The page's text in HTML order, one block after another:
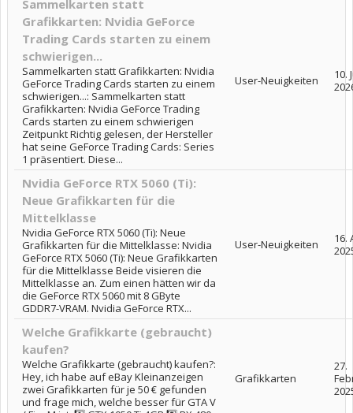
Sammelkarten statt
Grafikkarten: Nvidia GeForce
Trading Cards starten zu einem
schwierigen...
Sammelkarten statt Grafikkarten: Nvidia
GeForce Trading Cards starten zu einem
schwierigen...: Sammelkarten statt
Grafikkarten: Nvidia GeForce Trading
Cards starten zu einem schwierigen
Zeitpunkt Richtig gelesen, der Hersteller
hat seine GeForce Trading Cards: Series
1 präsentiert. Diese...
User-Neuigkeiten
10.
Nvidia GeForce RTX 5060 (Ti):
Neue Grafikkarten für die
Mittelklasse
Nvidia GeForce RTX 5060 (Ti): Neue
Grafikkarten für die Mittelklasse: Nvidia
GeForce RTX 5060 (Ti): Neue Grafikkarten
für die Mittelklasse Beide visieren die
Mittelklasse an. Zum einen hätten wir da
die GeForce RTX 5060 mit 8 GByte
GDDR7-VRAM. Nvidia GeForce RTX...
User-Neuigkeiten
16.
Welche Grafikkarte (gebraucht)
kaufen?
Welche Grafikkarte (gebraucht) kaufen?:
Hey, ich habe auf eBay Kleinanzeigen
zwei Grafikkarten für je 50 € gefunden
und frage mich, welche besser für GTA V
Grafikkarten
27.